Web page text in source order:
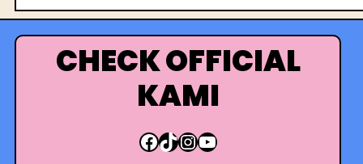
r
i
CHECK OFFICIAL
KAMI
Facebook TikTok InstagramYouTube